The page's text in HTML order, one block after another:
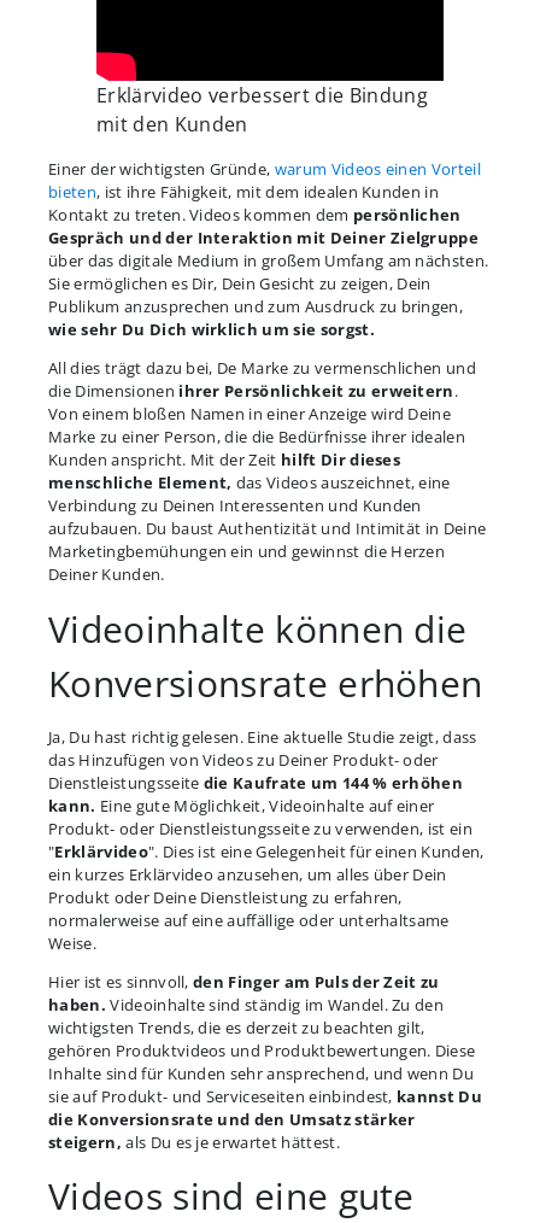
Erklärvideo verbessert die Bindung
mit den Kunden
Einer der wichtigsten Gründe, warum Videos einen Vorteil
bieten, ist ihre Fähigkeit, mit dem idealen Kunden in
Kontakt zu treten. Videos kommen dem persönlichen
Gespräch und der Interaktion mit Deiner Zielgruppe
über das digitale Medium in großem Umfang am nächsten.
Sie ermöglichen es Dir, Dein Gesicht zu zeigen, Dein
Publikum anzusprechen und zum Ausdruck zu bringen,
wie sehr Du Dich wirklich um sie sorgst.
All dies trägt dazu bei, De Marke zu vermenschlichen und
die Dimensionen ihrer Persönlichkeit zu erweitern.
Von einem bloßen Namen in einer Anzeige wird Deine
Marke zu einer Person, die die Bedürfnisse ihrer idealen
Kunden anspricht. Mit der Zeit hilft Dir dieses
menschliche Element, das Videos auszeichnet, eine
Verbindung zu Deinen Interessenten und Kunden
aufzubauen. Du baust Authentizität und Intimität in Deine
Marketingbemühungen ein und gewinnst die Herzen
Deiner Kunden.
Videoinhalte können die
Konversionsrate erhöhen
Ja, Du hast richtig gelesen. Eine aktuelle Studie zeigt, dass
das Hinzufügen von Videos zu Deiner Produkt- oder
Dienstleistungsseite die Kaufrate um 144 % erhöhen
kann. Eine gute Möglichkeit, Videoinhalte auf einer
Produkt- oder Dienstleistungsseite zu verwenden, ist ein
"Erklärvideo". Dies ist eine Gelegenheit für einen Kunden,
ein kurzes Erklärvideo anzusehen, um alles über Dein
Produkt oder Deine Dienstleistung zu erfahren,
normalerweise auf eine auffällige oder unterhaltsame
Weise.
Hier ist es sinnvoll, den Finger am Puls der Zeit zu
haben. Videoinhalte sind ständig im Wandel. Zu den
wichtigsten Trends, die es derzeit zu beachten gilt,
gehören Produktvideos und Produktbewertungen. Diese
Inhalte sind für Kunden sehr ansprechend, und wenn Du
sie auf Produkt- und Serviceseiten einbindest, kannst Du
die Konversionsrate und den Umsatz stärker
steigern,als Du es je erwartet hättest.
Videos sind eine gute